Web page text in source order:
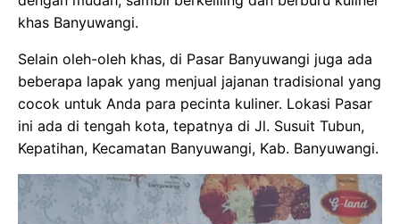
khas Banyuwangi.
Selain oleh-oleh khas, di Pasar Banyuwangi juga ada
beberapa lapak yang menjual jajanan tradisional yang
cocok untuk Anda para pecinta kuliner. Lokasi Pasar
ini ada di tengah kota, tepatnya di Jl. Susuit Tubun,
Kepatihan, Kecamatan Banyuwangi, Kab. Banyuwangi.